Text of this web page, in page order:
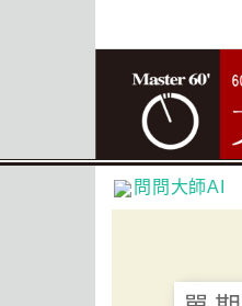
問問大師AI